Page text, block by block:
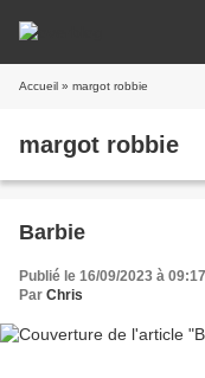
Accueil » margot robbie
margot robbie
Barbie
Publié le 16/09/2023 à 09:17
Par Chris